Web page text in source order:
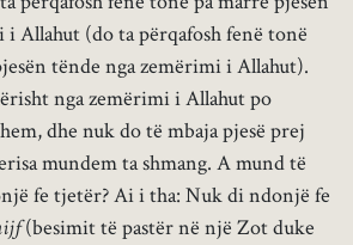
Allahut (do ta përqafosh fenë tonë
tënde nga zemërimi i Allahut).
nga zemërimi i Allahut po
dhe nuk do të mbaja pjesë prej
mundem ta shmang. A mund të
fe tjetër? Ai i tha: Nuk di ndonjë fe
(besimit të pastër në një Zot duke